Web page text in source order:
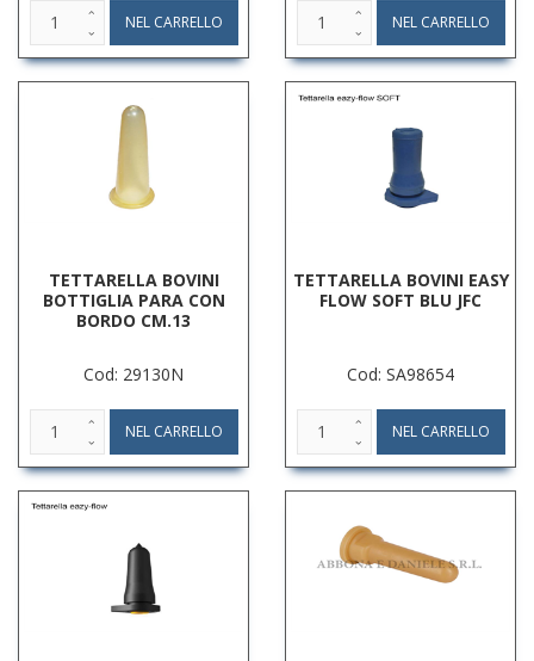
TETTARELLA BOVINI
BOTTIGLIA PARA CON
BORDO CM.13
Cod: 29130N
TETTARELLA BOVINI EASY
FLOW SOFT BLU JFC
Cod: SA98654